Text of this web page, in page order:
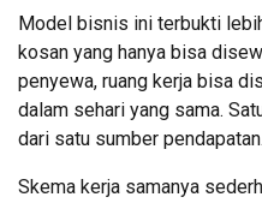
Model bisnis ini terbukti
kosan yang hanya bisa
penyewa, ruang kerja bisa
dalam sehari yang sama.
dari satu sumber pendapatan.
Skema kerja samanya